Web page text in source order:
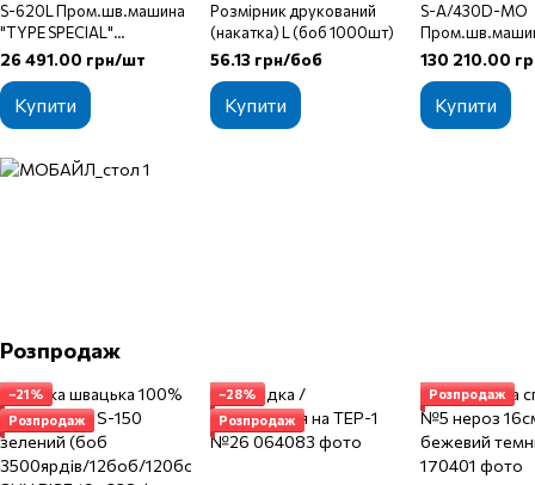
S-620L Пром.шв.машина
"TYPE SPECIAL"
(комплект: голова+стіл)
26 491.00 грн/шт
Купити
Розмірник друкований
(накатка) L (боб 1000шт)
56.13 грн/боб
Купити
S-A/430D-MO
SPECIAL"
130 210.00
Купити
Розпродаж
−21%
Розпродаж
−28%
Розпродаж
Розпродаж